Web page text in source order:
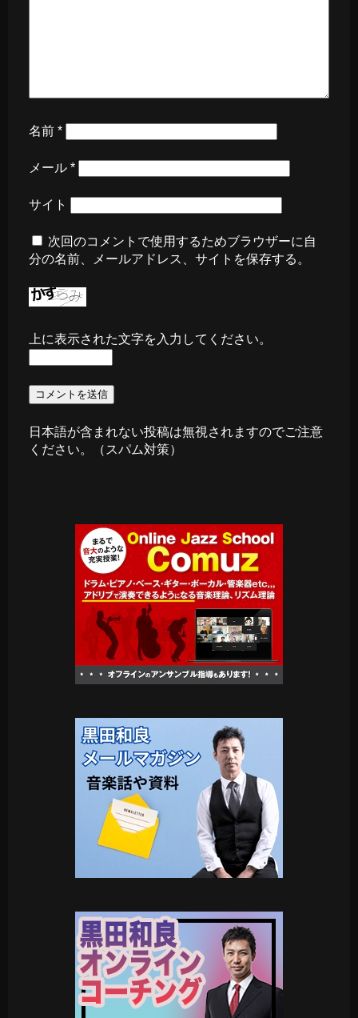
名前 *
メール *
サイト
次回のコメントで使用するためブラウザーに自
分の名前、メールアドレス、サイトを保存する。
上に表示された文字を入力してください。
日本語が含まれない投稿は無視されますのでご注意
ください。（スパム対策）